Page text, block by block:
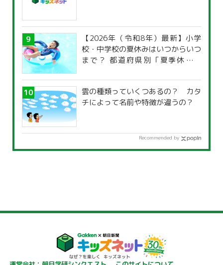
【2026年（令和8年）最新】小学
校・中学校の夏休みはいつからいつ
まで？ 都道府県別「夏季休暇一
雲の種類っていくつあるの？ カタ
チによって名前や特徴が違うの？
Recommended by